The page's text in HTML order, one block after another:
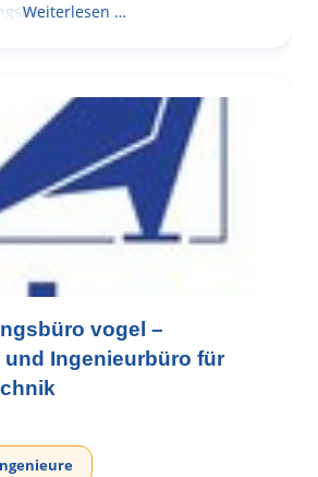
Weiterlesen …
vogel –
Ingenieurbüro für